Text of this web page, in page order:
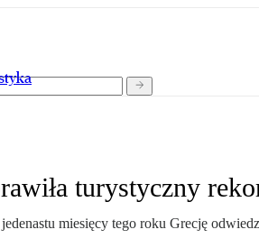
turystyczny
miesięcy tego roku Grecję